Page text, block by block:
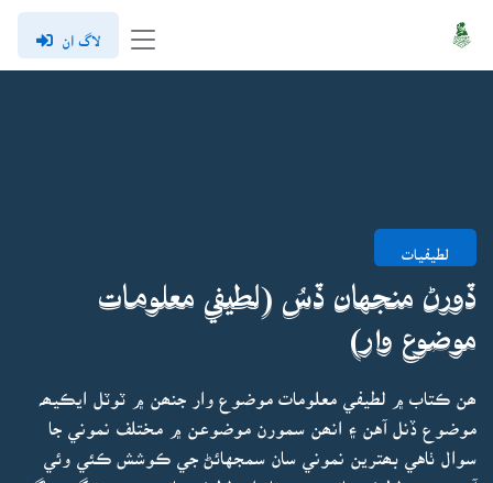
لاگ ان
لطيفيات
ڏورڻ منجهان ڏسُ (لطيفي معلومات
موضوع وار)
ھن ڪتاب ۾ لطيفي معلومات موضوع وار جنھن ۾ ٽوٽل ايڪيھہ
موضوع ڏنل آهن ۽ انھن سمورن موضوعن ۾ مختلف نموني جا
سوال ٺاهي بھترين نموني سان سمجهائڻ جي ڪوشش ڪئي وئي
آهي، جيئن لطيف سائينءَ جو خاندان، لطيف سائينءَ جي زندگي، ماڳن